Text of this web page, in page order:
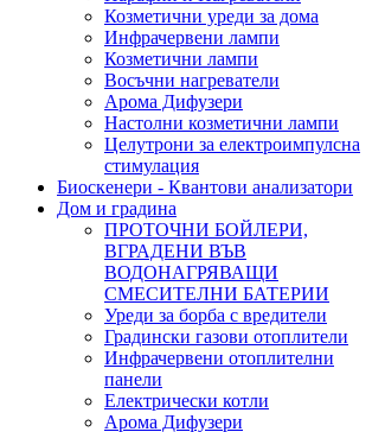
Козметични уреди за дома
Инфрачервени лампи
Козметични лампи
Восъчни нагреватели
Арома Дифузери
Настолни козметични лампи
Целутрони за електроимпулсна
стимулация
Биоскенери - Квантови анализатори
Дом и градина
ПРОТОЧНИ БОЙЛЕРИ,
ВГРАДЕНИ ВЪВ
ВОДОНАГРЯВАЩИ
СМЕСИТЕЛНИ БАТЕРИИ
Уреди за борба с вредители
Градински газови отоплители
Инфрачервени отоплителни
панели
Електрически котли
Арома Дифузери